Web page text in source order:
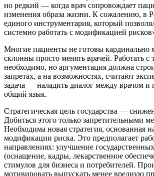
но редкий — когда врач сопровождает
изменения образа жизни. К сожалению, в
единого инструментария, который
системно работать с модификацией
Многие пациенты не готовы кардинально
склонны просто менять врачей. Работать
необходимо, но аргументация должна
запретах, а на возможностях, считают
задача — наладить диалог между врачом и
общий язык.
Стратегическая цель государства —
Добиться этого только запретительными
Необходима новая стратегия, основанная
модификации риска. Это предполагает
направлениях: улучшение
(оснащение, кадры, лекарственное
стимулов для бизнеса и потребителей.
мотивировать выпускать менее вредную